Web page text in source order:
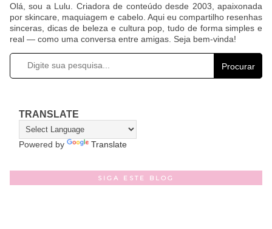
Olá, sou a Lulu. Criadora de conteúdo desde 2003, apaixonada
por skincare, maquiagem e cabelo. Aqui eu compartilho resenhas
sinceras, dicas de beleza e cultura pop, tudo de forma simples e
real — como uma conversa entre amigas. Seja bem-vinda!
Procurar
TRANSLATE
Powered by Translate
SIGA ESTE BLOG